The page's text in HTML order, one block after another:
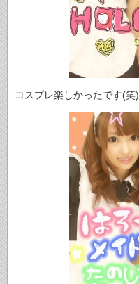
コスプレ楽しかったです(笑)